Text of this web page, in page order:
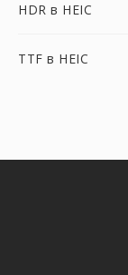
HDR в HEIC
TTF в HEIC